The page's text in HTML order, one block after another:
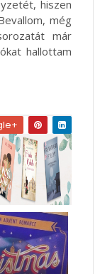
hiszen
még
már
hallottam